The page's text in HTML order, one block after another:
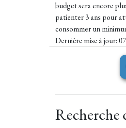
budget sera encore
patienter 3 ans pour
consommer un
Dernière mise à jour:
Recherche